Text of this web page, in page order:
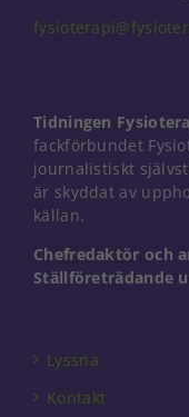
Tidningen
fackförbundet
journalistiskt
är skyddat av
källan.
Chefredaktör och
Ställföreträdande
Lyssna
Kontakt